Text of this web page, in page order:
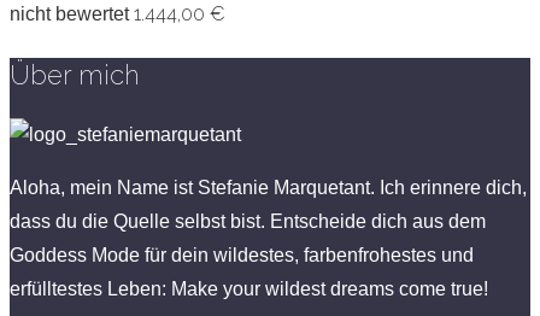
nicht bewertet 1.444,00 €
Über mich
Aloha, mein Name ist Stefanie Marquetant. Ich erinnere dich,
dass du die Quelle selbst bist. Entscheide dich aus dem
Goddess Mode für dein wildestes, farbenfrohestes und
erfülltestes Leben: Make your wildest dreams come true!